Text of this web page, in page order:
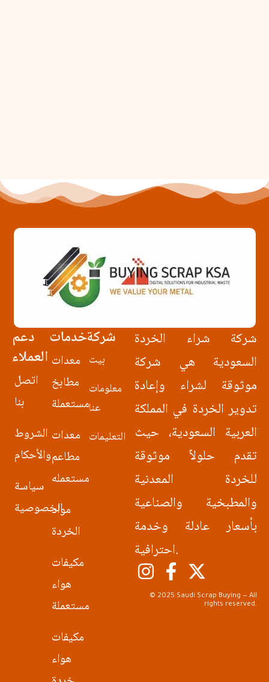
شركة شراء الخردة
السعودية هي شركة
موثوقة لشراء وإعادة
تدوير الخردة في المملكة
العربية السعودية، حيث
تقدم حلولاً موثوقة
للخردة المعدنية
والمطبخية والصناعية
بأسعار عادلة وخدمة
احترافية.
© 2025 Saudi Scrap Buying — All
rights reserved.
شركة
بيت
معلومات
عنا
التعليمات
خدمات
معدات
مطابخ
مستعملة
معدات
مطاعم
مستعمله
مواد
الخردة
مكيفات
هواء
مستعملة
مكيفات
هواء
دعم
العملاء
اتصل
بنا
الشروط
والأحكام
سياسة
الخصوصية